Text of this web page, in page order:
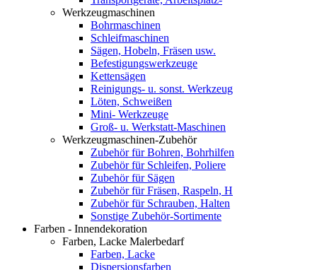
Werkzeugmaschinen
Bohrmaschinen
Schleifmaschinen
Sägen, Hobeln, Fräsen usw.
Befestigungswerkzeuge
Kettensägen
Reinigungs- u. sonst. Werkzeug
Löten, Schweißen
Mini- Werkzeuge
Groß- u. Werkstatt-Maschinen
Werkzeugmaschinen-Zubehör
Zubehör für Bohren, Bohrhilfen
Zubehör für Schleifen, Poliere
Zubehör für Sägen
Zubehör für Fräsen, Raspeln, H
Zubehör für Schrauben, Halten
Sonstige Zubehör-Sortimente
Farben - Innendekoration
Farben, Lacke Malerbedarf
Farben, Lacke
Dispersionsfarben